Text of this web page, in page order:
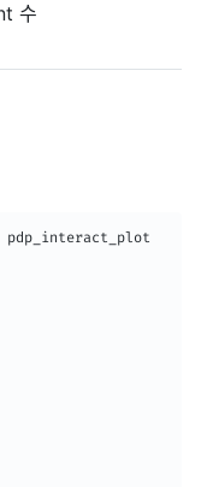
수
pdp_interact_plot